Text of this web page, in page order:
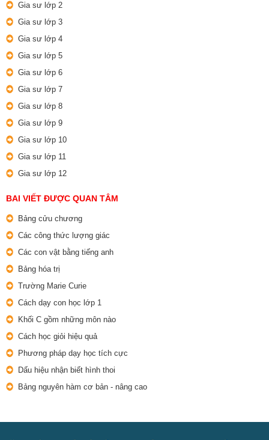
Gia sư lớp 2
Gia sư lớp 3
Gia sư lớp 4
Gia sư lớp 5
Gia sư lớp 6
Gia sư lớp 7
Gia sư lớp 8
Gia sư lớp 9
Gia sư lớp 10
Gia sư lớp 11
Gia sư lớp 12
BAI VIẾT ĐƯỢC QUAN TÂM
Bảng cửu chương
Các công thức lượng giác
Các con vật bằng tiếng anh
Bảng hóa trị
Trường Marie Curie
Cách dạy con học lớp 1
Khối C gồm những môn nào
Cách học giỏi hiệu quả
Phương pháp dạy học tích cực
Dấu hiệu nhận biết hình thoi
Bảng nguyên hàm cơ bản - nâng cao